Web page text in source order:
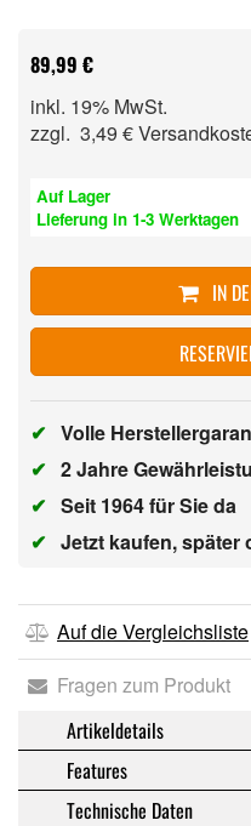
89,99 €
inkl. 19% MwSt.
zzgl. 3,49 €
Auf Lager
Lieferung in 1-3 Werktagen
IN
✔ Volle
✔ 2 Jahre
✔ Seit 1964 für Sie da
✔ Jetzt kaufen, später
Auf die Vergleichsliste
Fragen zum Produkt
Artikeldetails
Features
Technische Daten